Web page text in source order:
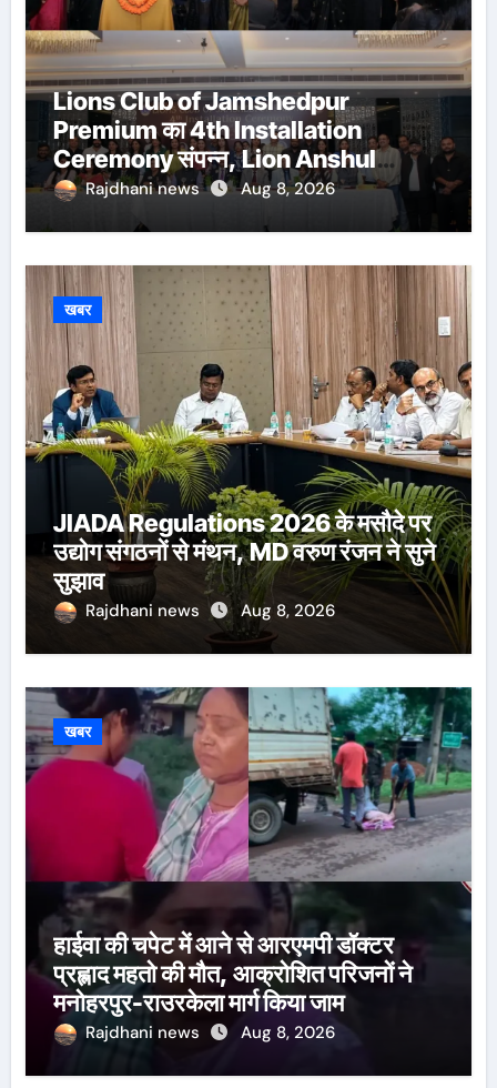
Lions Club of Jamshedpur
Premium का 4th Installation
Ceremony संपन्न, Lion Anshul
Ringasia ने संभाला अध्यक्ष पद
Rajdhani news Aug 8, 2026
खबर
JIADA Regulations 2026 के मसौदे पर
उद्योग संगठनों से मंथन, MD वरुण रंजन ने सुने
सुझाव
Rajdhani news Aug 8, 2026
खबर
हाईवा की चपेट में आने से आरएमपी डॉक्टर
प्रह्लाद महतो की मौत, आक्रोशित परिजनों ने
मनोहरपुर-राउरकेला मार्ग किया जाम
Rajdhani news Aug 8, 2026